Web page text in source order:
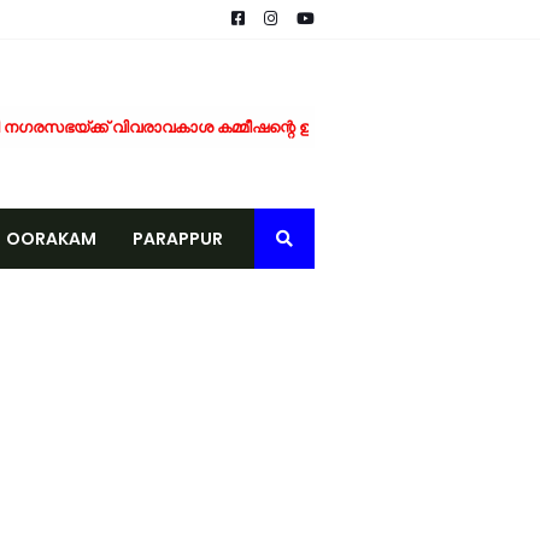
വിവരാവകാശ കമ്മീഷന്റെ ഉത്തരവ്
മരുന്ന് വിതരണം നടത്തി
നേരിട്ടെത്തി
യാത്രയയപ്പും ആദരവും
ബുക്ക് ഓഫ് റെക്കോർഡ് നിറവിൽ
സ്വദേശി മരിച്ചു
OORAKAM PARAPPUR